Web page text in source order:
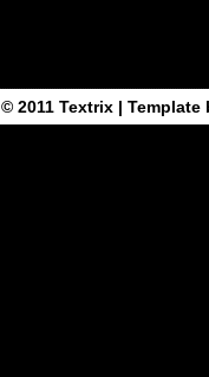
© 2011 Textrix| Template